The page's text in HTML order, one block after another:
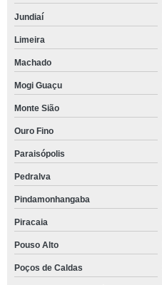
Jundiaí
Limeira
Machado
Mogi Guaçu
Monte Sião
Ouro Fino
Paraisópolis
Pedralva
Pindamonhangaba
Piracaia
Pouso Alto
Poços de Caldas